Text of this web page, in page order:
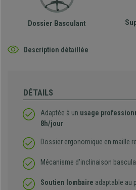
Dossier Basculant
Description détaillée
DÉTAILS
Adaptée à un usage
8h/jour
Dossier ergonomique en maille
Mécanisme d'inclinaison
Soutien lombaire adaptable au